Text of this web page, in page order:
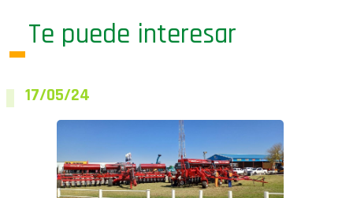
Te puede interesar
17/05/24